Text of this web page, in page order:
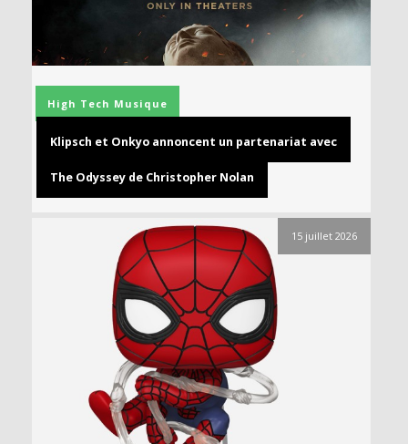
High Tech Musique
Klipsch et Onkyo annoncent un partenariat avec
The Odyssey de Christopher Nolan
15 juillet 2026